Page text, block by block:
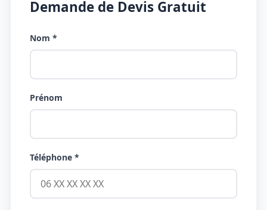
Demande de Devis Gratuit
Nom *
Prénom
Téléphone *